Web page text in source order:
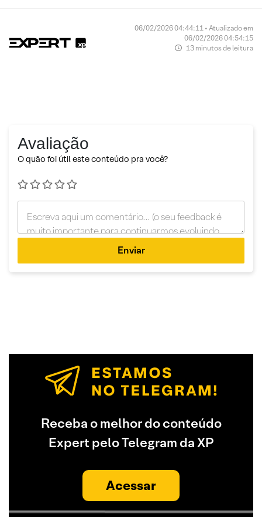
06/02/2026 04:44:11 • Atualizado em
06/02/2026 04:54:15
13 minutos de leitura
Avaliação
O quão foi útil este conteúdo pra você?
Enviar
Receba o melhor do conteúdo
Expert pelo Telegram da XP
Acessar